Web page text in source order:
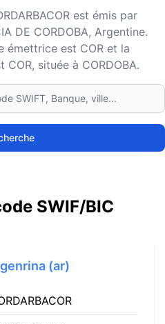
est émis par
DE CORDOBA, Argentine.
émettrice est COR et la
située à CORDOBA.
SWIF/BIC
(ar)